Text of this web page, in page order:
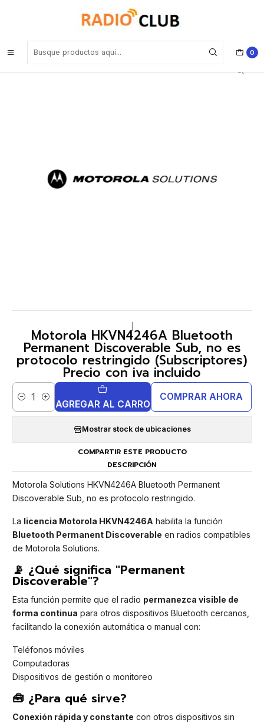
0
Motorola HKVN4246A Bluetooth Permanent Discoverable Sub, no
es protocolo restringido (Subscriptores) Precio con iva incluido
Motorola HKVN4246A Bluetooth
Permanent Discoverable Sub, no es
protocolo restringido (Subscriptores)
Precio con iva incluido
Cantidad AGREGAR AL CARRO
COMPRAR AHORA
Mostrar stock de ubicaciones
COMPARTIR ESTE PRODUCTO
DESCRIPCIÓN
Motorola Solutions HKVN4246A Bluetooth Permanent
Discoverable Sub, no es protocolo restringido.
La licencia Motorola HKVN4246A habilita la función
Bluetooth Permanent Discoverable en radios compatibles
de Motorola Solutions.
📡 ¿Qué significa "Permanent
Discoverable"?
Esta función permite que el radio permanezca visible de
forma continua para otros dispositivos Bluetooth cercanos,
facilitando la conexión automática o manual con:
Teléfonos móviles
Computadoras
Dispositivos de gestión o monitoreo
🧰 ¿Para qué sirve?
Conexión rápida y constante con otros dispositivos sin